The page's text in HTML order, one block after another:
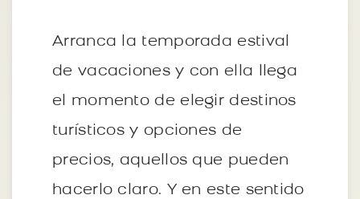
Arranca la temporada estival
de vacaciones y con ella llega
el momento de elegir destinos
turísticos y opciones de
precios, aquellos que pueden
hacerlo claro. Y en este sentido